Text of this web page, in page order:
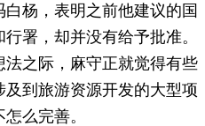
杨，表明之前他建议的国
署，却并没有给予批准。
之际，麻守正就觉得有些
到旅游资源开发的大型项
么完善。